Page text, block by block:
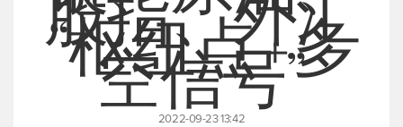
股指、外汇
“枢纽点+多
空信号”
2022-09-23 13:42